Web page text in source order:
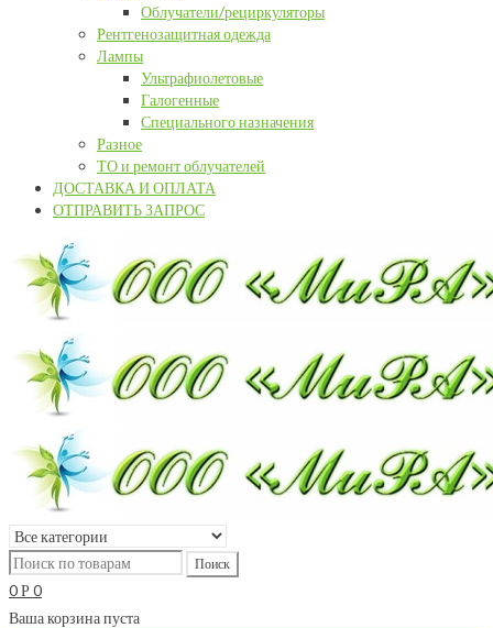
Облучатели/рециркуляторы
Рентгенозащитная одежда
Лампы
Ультрафиолетовые
Галогенные
Специального назначения
Разное
ТО и ремонт облучателей
ДОСТАВКА И ОПЛАТА
ОТПРАВИТЬ ЗАПРОС
0 Р 0
Ваша корзина пуста